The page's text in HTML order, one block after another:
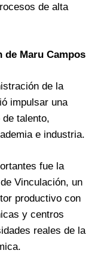
de alta
de Maru Campos
de la
impulsar una
talento,
e industria.
fue la
Vinculación, un
productivo con
y centros
reales de la